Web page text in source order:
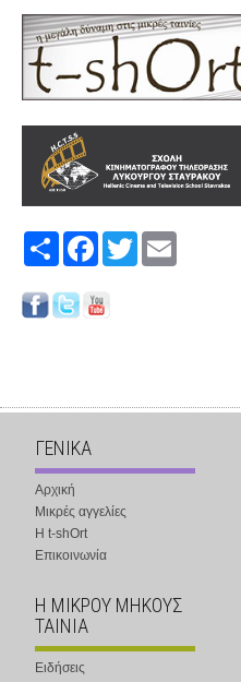
Share FacebookTwitter
ΓΕΝΙΚΑ
Αρχική
Μικρές αγγελίες
Η t-shOrt
Επικοινωνία
Η ΜΙΚΡΟΥ ΜΗΚΟΥΣ
ΤΑΙΝΙΑ
Ειδήσεις